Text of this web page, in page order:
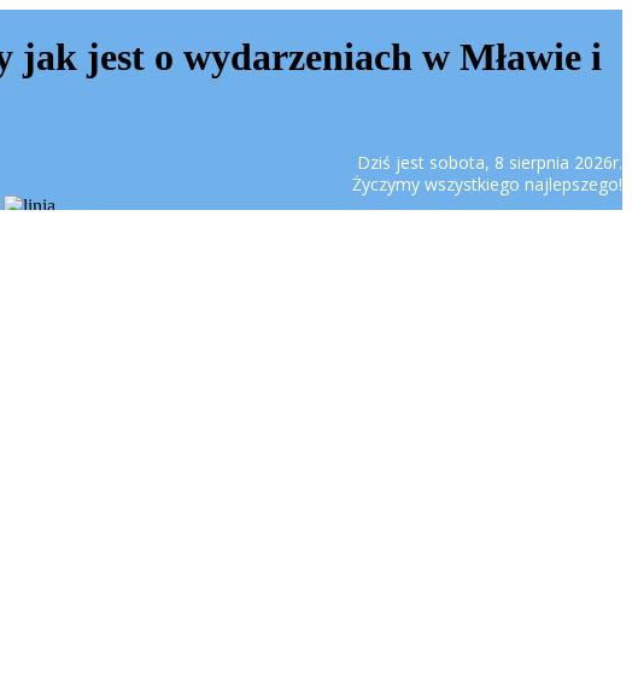
jest o wydarzeniach w Mławie i
Dziś jest sobota, 8 sierpnia 2026r.
Życzymy wszystkiego najlepszego!